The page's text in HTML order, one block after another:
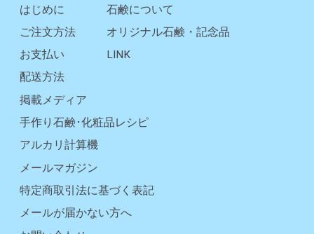
はじめに
ご注文方法
お支払い
石鹸について
オリジナル石鹸・記念品
LINK
配送方法
掲載メディア
手作り石鹸･化粧品レシピ
アルカリ計算機
メールマガジン
特定商取引法に基づく表記
メールが届かない方へ